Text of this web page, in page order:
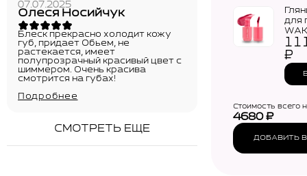
07.07.2025
Олеся Носийчук
Блеск прекрасно холодит кожу
губ, придает Обьем, не
растекается, имеет
полупрозрачный красивый цвет с
шиммером. Очень красива
смотрится на губах!
Подробнее
СМОТРЕТЬ ЕЩЕ
для
Tint
₽
Стоимость всего
4680₽
ДОБАВИТЬ